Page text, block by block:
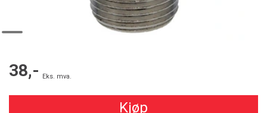
38,- Eks. mva.
Kjøp